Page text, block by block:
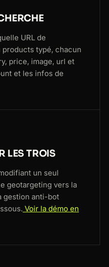
URL de
typé, chacun
price, image, url et
et les infos de
LES TROIS
un seul
geotargeting vers la
gestion anti-bot
Voir la démo en